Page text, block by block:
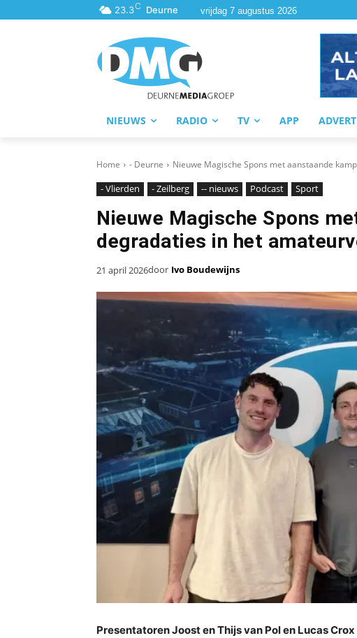
23.3C Deurne vrijdag 7 augustus 2026
NIEUWS RADIO TV APP
Home - Deurne Nieuwe Magische Spons met aanstaande
- Vlierden - Zeilberg -- nieuws Podcast Sport
Nieuwe Magische Spons
degradaties in het
21 april 2026door Ivo Boudewijns
Presentatoren Joost en Thijs van Pol en Lucas